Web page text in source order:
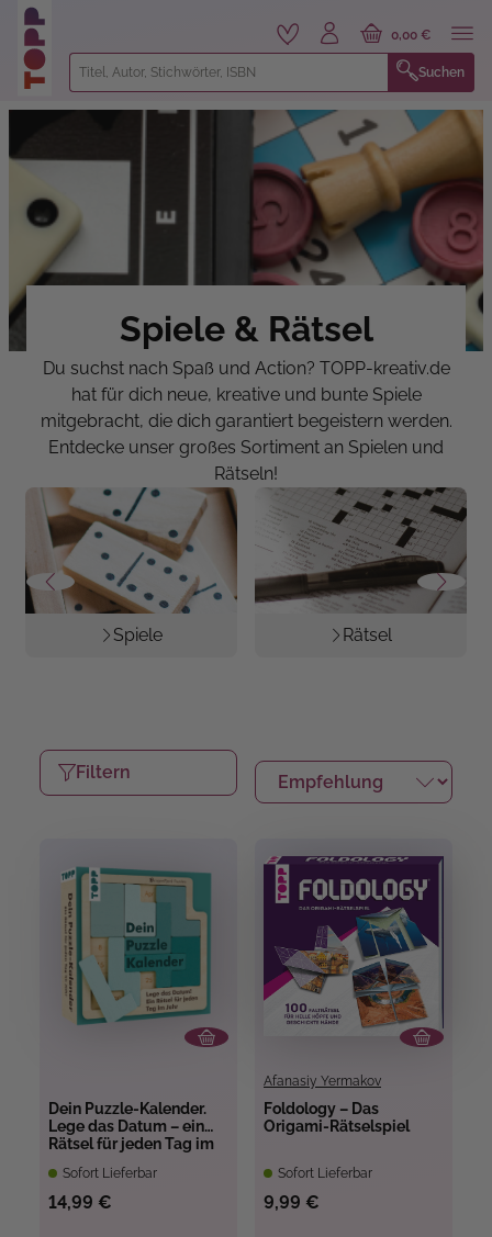
springen
Suchen
0,00 €
Spiele & Rätsel
Du suchst nach Spaß und Action? TOPP-kreativ.de
hat für dich neue, kreative und bunte Spiele
mitgebracht, die dich garantiert begeistern werden.
Entdecke unser großes Sortiment an Spielen und
Rätseln!
Spiele Rätsel
Filtern
Dein Puzzle-Kalender.
Lege das Datum – ein
Rätsel für jeden Tag im
Sofort Lieferbar
14,99 €
Afanasiy Yermakov
Foldology – Das
Origami-Rätselspiel
Sofort Lieferbar
9,99 €